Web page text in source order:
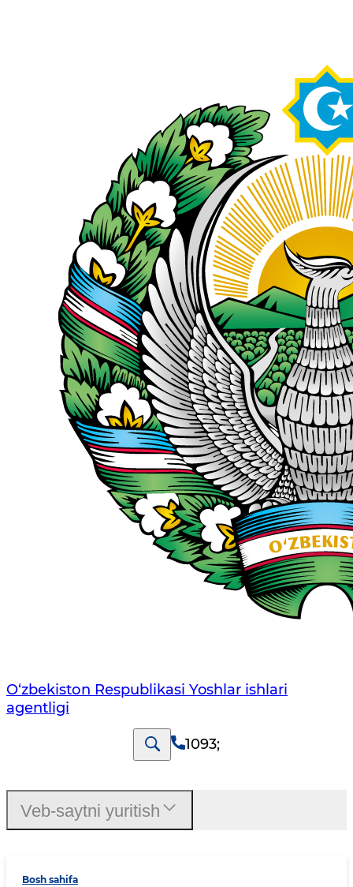
O‘zbеkistоn Rеspublikаsi Yoshlar ishlari
agentligi
1093;
Bosh sahifa
Veb-saytni yuritish